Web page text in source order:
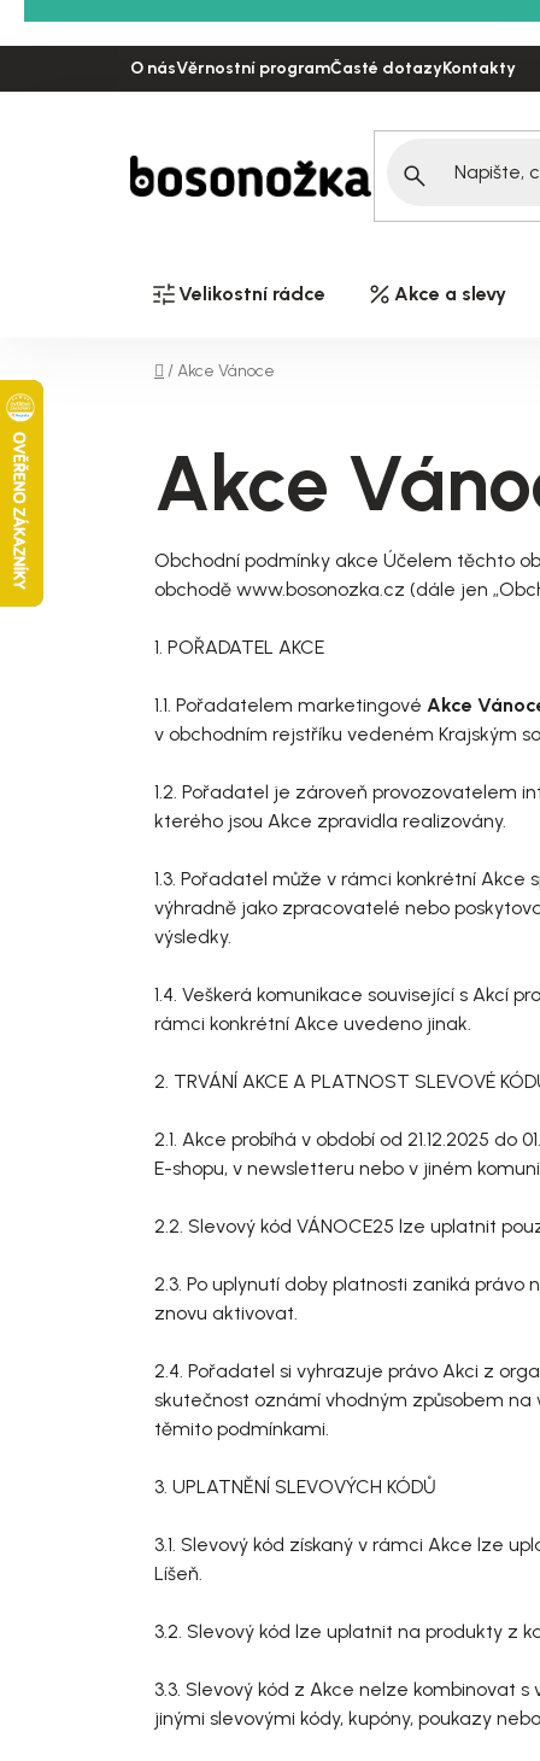
na
O násVěrnostní programČasté dotazyKontakty
Velikostní rádce Akce a slevy
Domů
/Akce Vánoce
Akce
Obchodní podmínky akce Účelem těchto
obchodě www.bosonozka.cz (dále jen
1. POŘADATEL AKCE
1.1. Pořadatelem marketingové Akce
v obchodním rejstříku vedeném Krajským
1.2. Pořadatel je zároveň provozovatelem
kterého jsou Akce zpravidla realizovány.
1.3. Pořadatel může v rámci konkrétní
výhradně jako zpracovatelé nebo
výsledky.
1.4. Veškerá komunikace související s Akcí
rámci konkrétní Akce uvedeno jinak.
2. TRVÁNÍ AKCE A PLATNOST SLEVOVÉ
2.1. Akce probíhá v období od 21.12.2025
E-shopu, v newsletteru nebo v jiném
2.2. Slevový kód VÁNOCE25 lze uplatnit
2.3. Po uplynutí doby platnosti zaniká
znovu aktivovat.
2.4. Pořadatel si vyhrazuje právo Akci z
skutečnost oznámí vhodným způsobem na
těmito podmínkami.
3. UPLATNĚNÍ SLEVOVÝCH KÓDŮ
3.1. Slevový kód získaný v rámci Akce lze
Líšeň.
3.2. Slevový kód lze uplatnit na produkty z
3.3. Slevový kód z Akce nelze kombinovat
jinými slevovými kódy, kupóny, poukazy